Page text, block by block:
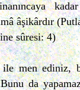
âşikârdır
sûresi: 4)
men ediniz,
da